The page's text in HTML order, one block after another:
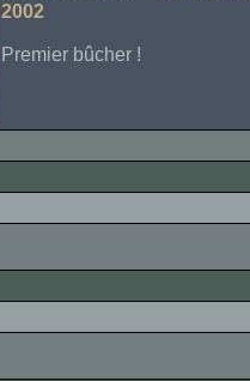
2002
Premier bûcher !